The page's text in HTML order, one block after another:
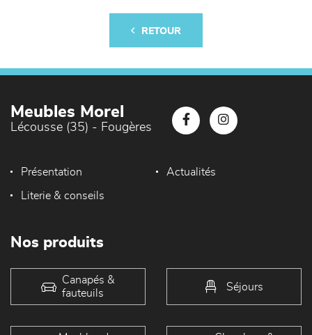
RETOUR
Meubles Morel
Lécousse (35) - Fougères
Présentation Actualités
Literie & conseils
Nos produits
Canapés &
fauteuils
Séjours